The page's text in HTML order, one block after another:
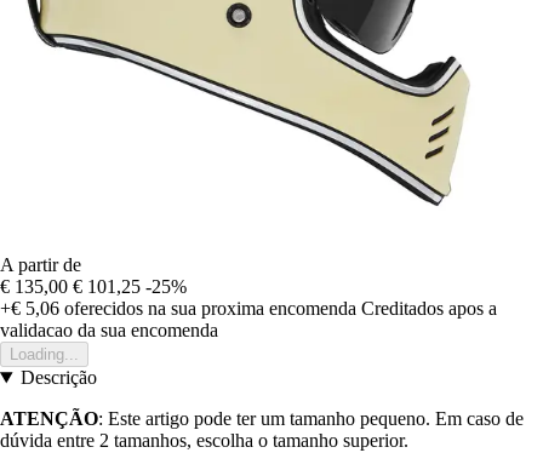
A partir de
€ 135,00 € 101,25 -25%
+€ 5,06 oferecidos na sua proxima encomenda Creditados apos a
validacao da sua encomenda
Loading...
Descrição
ATENÇÃO: Este artigo pode ter um tamanho pequeno. Em caso de
dúvida entre 2 tamanhos, escolha o tamanho superior.